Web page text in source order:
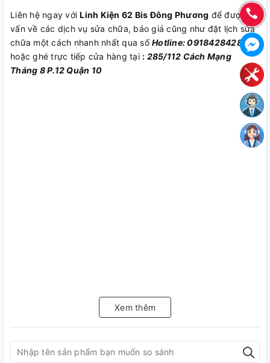
Liên hệ ngay vớiLinh Kiện 62 Bis Đông Phương để được tư
vấn về các dịch vụ sửa chữa, báo giá cũng như đặt lịch sửa
chữa một cách nhanh nhất qua sốHotline: 0918428428
hoặc ghé trực tiếp cửa hàng tại : 285/112 Cách Mạng
Tháng 8 P.12 Quận 10
Xem thêm